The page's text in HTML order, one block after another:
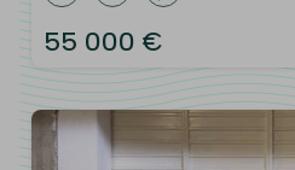
55 000 €